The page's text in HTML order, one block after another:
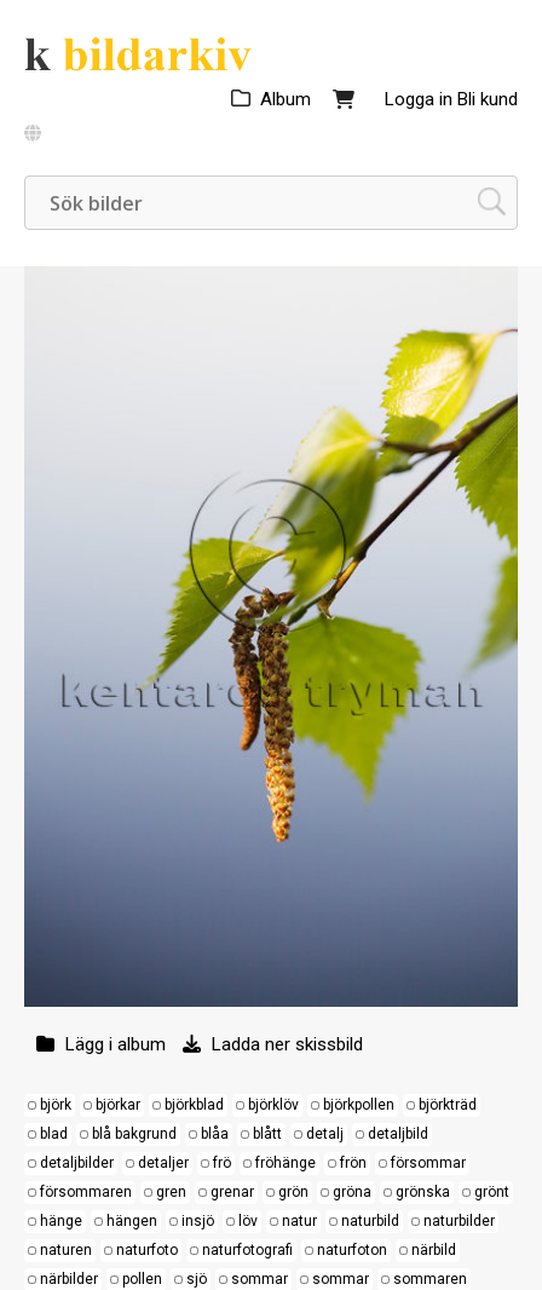
Logga in Bli kund
Album
Lägg i album Ladda ner skissbild
björk björkar björkblad björklöv björkpollen
björkträd
blad
blå bakgrund blåa blått detalj
detaljbild
detaljbilder
detaljer frö fröhänge frön
försommar
försommaren
gren grenar grön gröna grönska
grönt
hänge
hängen insjö löv natur naturbild
naturbilder
naturen
naturfoto naturfotografi naturfoton
närbild
närbilder
pollen sjö sommar sommar
sommaren